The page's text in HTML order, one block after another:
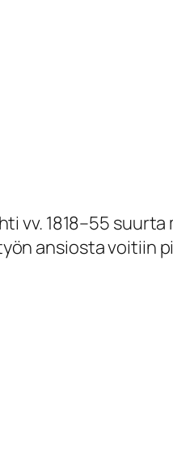
vv. 1818–55
ansiosta voitiin